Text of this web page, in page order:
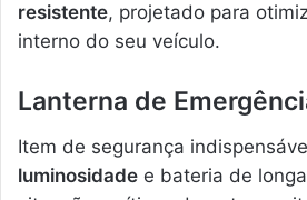
resistente, projetado para
interno do seu veículo.
Lanterna de
Item de segurança
luminosidade e bateria de